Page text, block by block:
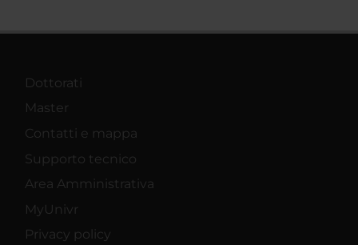
Dottorati
Master
Contatti e mappa
Supporto tecnico
Area Amministrativa
MyUnivr
Privacy policy